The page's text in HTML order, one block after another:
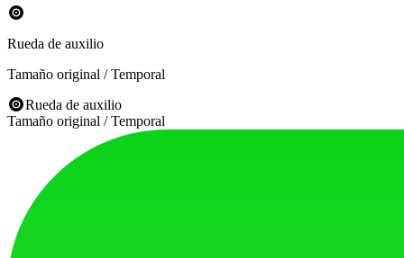
Rueda de auxilio
Tamaño original / Temporal
Rueda de auxilio
Tamaño original / Temporal